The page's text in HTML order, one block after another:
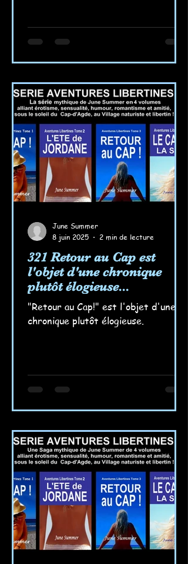
321 Retour au Cap est
l'objet d'une chronique
plutôt élogieuse...
"Retour au Cap!" est l'objet d'une
chronique plutôt élogieuse.
June Summer
8 juin 2025
2 min de lecture